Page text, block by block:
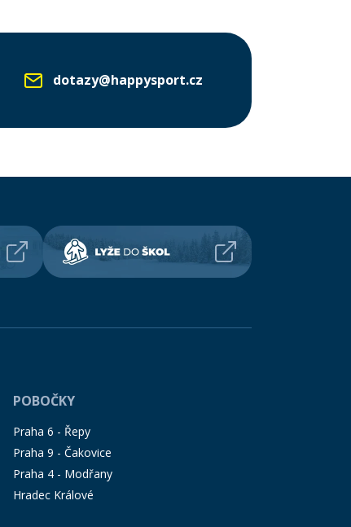
dotazy@happysport.cz
POBOČKY
Praha 6 - Řepy
Praha 9 - Čakovice
Praha 4 - Modřany
Hradec Králové